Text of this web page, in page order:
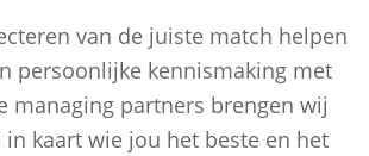
van de juiste match helpen
persoonlijke kennismaking met
managing partners brengen wij
kaart wie jou het beste en het